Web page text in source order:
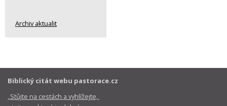
Archiv aktualit
Biblický citát webu pastorace.cz
„Stůjte na cestách a vyhlížejte,